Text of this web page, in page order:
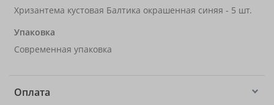
Хризантема кустовая Балтика окрашенная синяя - 5 шт.
Упаковка
Современная упаковка
Оплата